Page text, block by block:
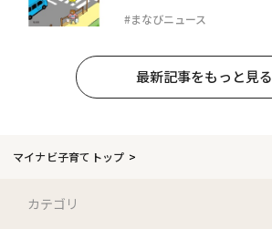
#まなびニュース
最新記事をもっと見る
マイナビ子育てトップ
カテゴリ